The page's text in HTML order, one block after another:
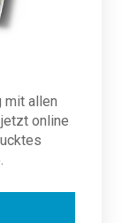
mit allen
online